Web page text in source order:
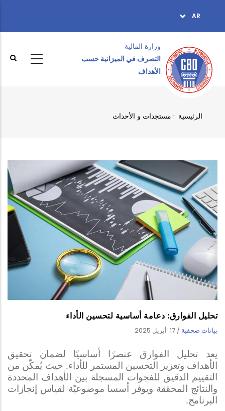
المحتوى
TOPBAR
AR
وزارة المالية ‎
التصرف في الميزانية حسب
الأهداف
Breadcrumb
الرئيسية -مستجدات و الأحداث
تحليل الفوارق: دعامة أساسية لتحسين الأداء
بيانات صحفية / 17. أبريل 2025
يعد تحليل الفوارق عنصرًا أساسيًا لضمان تحقيق
الأهداف وتعزيز التحسين المستمر للأداء. حيث يُمكّن من
التقييم الدقيق للفجوات المسجلة بين الأهداف المحددة
والنتائج المحققة ويوفر أسسا موضوعيًة لقياس إنجازات
البرنامج.